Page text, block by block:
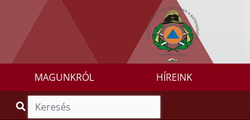
MAGUNKRÓL HÍREINK